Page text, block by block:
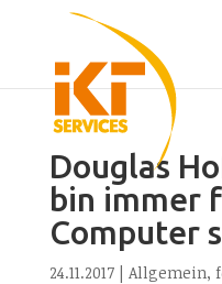
Douglas
bin immer
Computer
24.11.2017| Allgemein,